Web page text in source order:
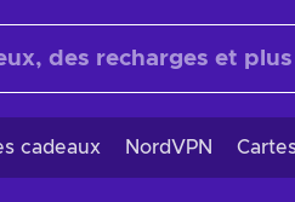
cadeaux NordVPN